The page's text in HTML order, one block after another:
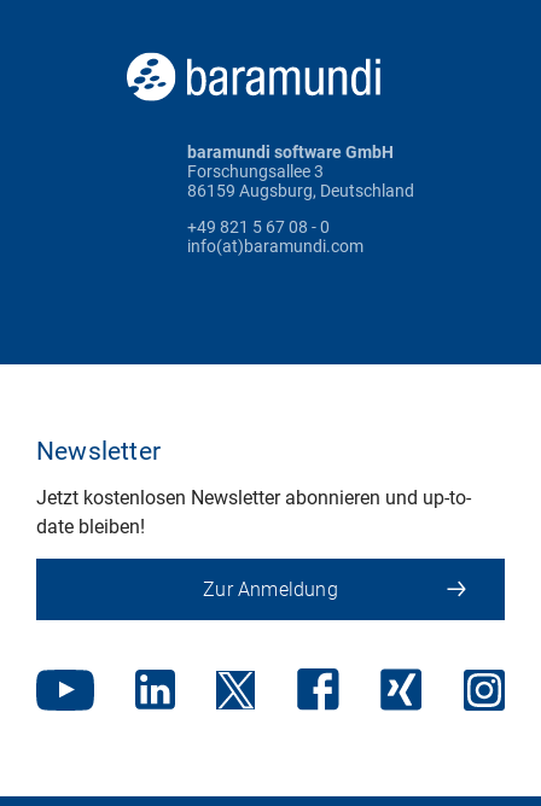
baramundi software GmbH
Forschungsallee 3
86159 Augsburg, Deutschland
+49 821 5 67 08 - 0
info(at)baramundi.com
Newsletter
Jetzt kostenlosen Newsletter abonnieren und up-to-
date bleiben!
Zur Anmeldung